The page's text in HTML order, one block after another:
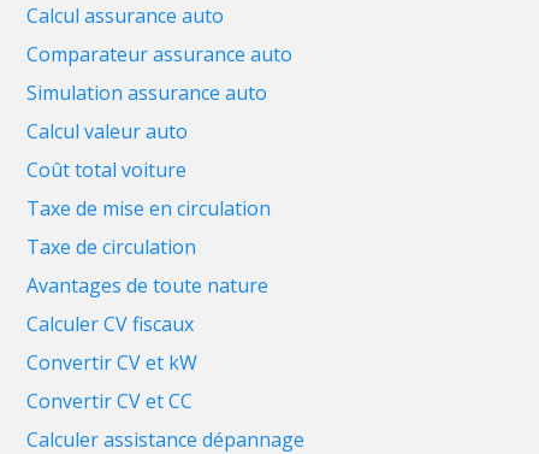
Calcul assurance auto
Comparateur assurance auto
Simulation assurance auto
Calcul valeur auto
Coût total voiture
Taxe de mise en circulation
Taxe de circulation
Avantages de toute nature
Calculer CV fiscaux
Convertir CV et kW
Convertir CV et CC
Calculer assistance dépannage